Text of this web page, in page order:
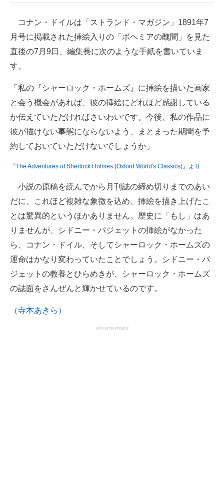
コナン・ドイルは「ストランド・マガジン」1891年7
月号に掲載された挿絵入りの「ボヘミアの醜聞」を見た
直後の7月9日、編集長に次のような手紙を書いていま
す。
「私の『シャーロック・ホームズ』に挿絵を描いた画家
と会う機会があれば、彼の挿絵にどれほど感謝している
か伝えていただければさいわいです。今後、私の作品に
彼が描けない事態にならないよう、まとまった期間を予
約しておいていただけないでしょうか」
『The Adventures of Sherlock Holmes (Oxford World's Classics)』より
小説の原稿を読んでから月刊誌の締め切りまでのあい
だに、これほど複雑な象徴を込め、挿絵を描き上げたこ
とは驚異的というほかありません。歴史に「もし」はあ
りませんが、シドニー・パジェットの挿絵がなかった
ら、コナン・ドイル、そしてシャーロック・ホームズの
運命はかなり変わっていたことでしょう。シドニー・バ
ジェットの教養とひらめきが、シャーロック・ホームズ
の誌面をさんぜんと輝かせているのです。
（寺本あきら）
advertisement